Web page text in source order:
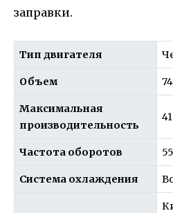
заправки.
Тип двигателя
Объем
Максимальная
производительность
Частота оборотов
Система охлаждения